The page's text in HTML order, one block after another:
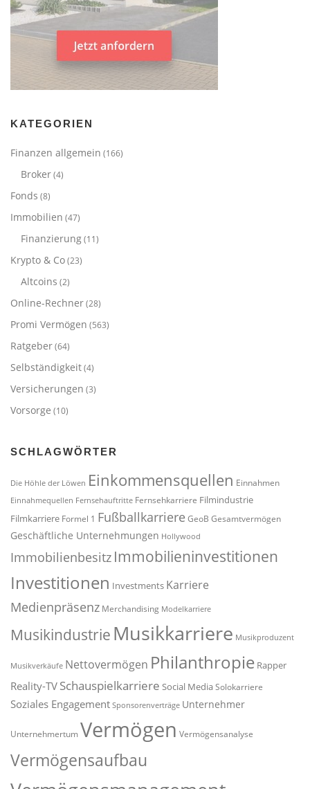
KATEGORIEN
Finanzen allgemein (166)
Broker(4)
Fonds (8)
Immobilien (47)
Finanzierung(11)
Krypto & Co(23)
Altcoins (2)
Online-Rechner(28)
Promi Vermögen (563)
Ratgeber(64)
Selbständigkeit(4)
Versicherungen (3)
Vorsorge (10)
SCHLAGWÖRTER
Die Höhle der Löwen Einkommensquellen Einnahmen
Einnahmequellen Fernsehauftritte Fernsehkarriere Filmindustrie
Filmkarriere Formel 1 Fußballkarriere GeoB Gesamtvermögen
Geschäftliche Unternehmungen Hollywood
Immobilienbesitz Immobilieninvestitionen
Investitionen Investments Karriere
Medienpräsenz Merchandising Modelkarriere
Musikindustrie Musikkarriere Musikproduzent
Musikverkäufe Nettovermögen Philanthropie Rapper
Reality-TV Schauspielkarriere Social MediaSolokarriere
Soziales Engagement Sponsorenverträge Unternehmer
UnternehmertumVermögen Vermögensanalyse
Vermögensaufbau